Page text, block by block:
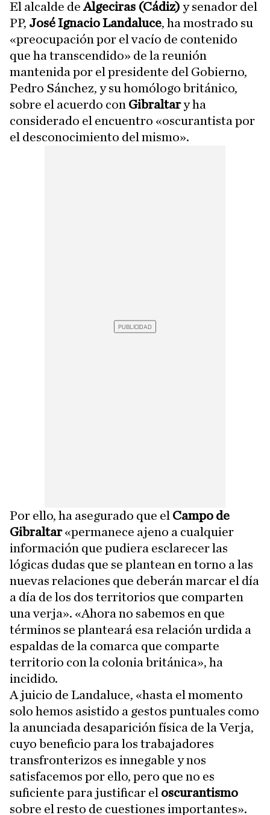
El alcalde deAlgeciras (Cádiz) y senador del
PP, José Ignacio Landaluce, ha mostrado su
«preocupación por el vacío de contenido
que ha transcendido» de la reunión
mantenida por el presidente del Gobierno,
Pedro Sánchez, y su homólogo británico,
sobre el acuerdo con Gibraltary ha
considerado el encuentro «oscurantista por
el desconocimiento del mismo».
Por ello, ha asegurado que el Campo de
Gibraltar«permanece ajeno a cualquier
información que pudiera esclarecer las
lógicas dudas que se plantean en torno a las
nuevas relaciones que deberán marcar el día
a día de los dos territorios que comparten
una verja». «Ahora no sabemos en que
términos se planteará esa relación urdida a
espaldas de la comarca que comparte
territorio con la colonia británica», ha
incidido.
A juicio de Landaluce, «hasta el momento
solo hemos asistido a gestos puntuales como
la anunciada desaparición física de la Verja,
cuyo beneficio para los trabajadores
transfronterizos es innegable y nos
satisfacemos por ello, pero que no es
suficiente para justificar el oscurantismo
sobre el resto de cuestiones importantes».